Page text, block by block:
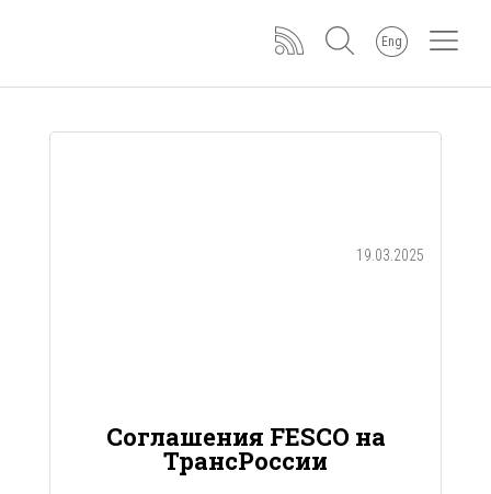
Eng
19.03.2025
Соглашения FESCO на
ТрансРоссии